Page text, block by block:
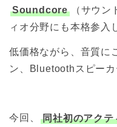
Soundcore
（サウ
ィオ分野にも本格参入
低価格ながら、音質に
ン、Bluetoothスピーカ
今回、
同社初のアク